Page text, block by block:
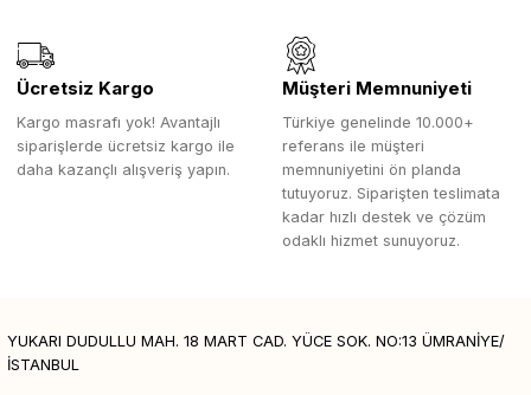
Ücretsiz Kargo
Kargo masrafı yok! Avantajlı
siparişlerde ücretsiz kargo ile
daha kazançlı alışveriş yapın.
Müşteri Memnuniyeti
Türkiye genelinde 10.000+
referans ile müşteri
memnuniyetini ön planda
tutuyoruz. Siparişten teslimata
kadar hızlı destek ve çözüm
odaklı hizmet sunuyoruz.
YUKARI DUDULLU MAH. 18 MART CAD. YÜCE SOK. NO:13 ÜMRANİYE/
İSTANBUL